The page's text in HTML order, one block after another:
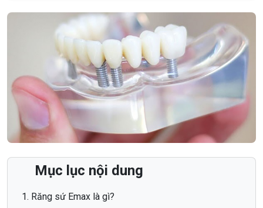
Mục lục nội dung
Răng sứ Emax là gì?